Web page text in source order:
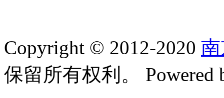
Copyright © 2012-2020
保留所有权利。 Powered